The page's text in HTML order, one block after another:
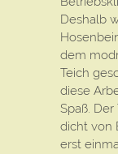
Deshalb
dem
Teich
diese
Spaß.
dicht von
erst